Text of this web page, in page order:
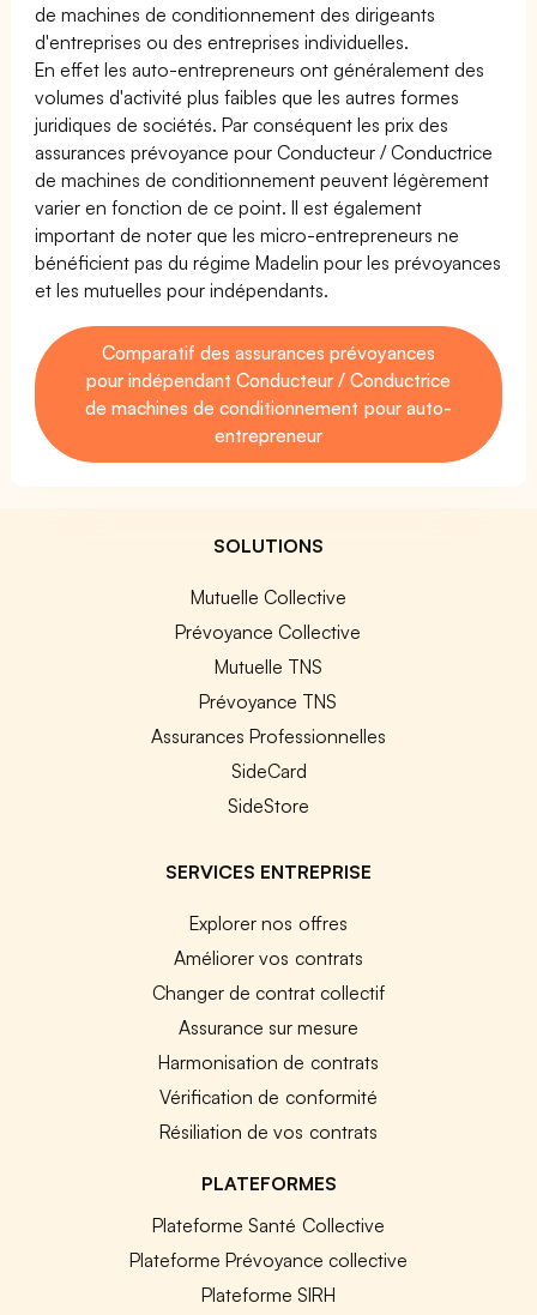
de machines de conditionnement des dirigeants
d'entreprises ou des entreprises individuelles.
En effet les auto-entrepreneurs ont généralement des
volumes d'activité plus faibles que les autres formes
juridiques de sociétés. Par conséquent les prix des
assurances prévoyance pour Conducteur / Conductrice
de machines de conditionnement peuvent légèrement
varier en fonction de ce point. Il est également
important de noter que les micro-entrepreneurs ne
bénéficient pas du régime Madelin pour les prévoyances
et les mutuelles pour indépendants.
Comparatif des assurances prévoyances
pour indépendant Conducteur / Conductrice
de machines de conditionnement pour auto-
entrepreneur
SOLUTIONS
Mutuelle Collective
Prévoyance Collective
Mutuelle TNS
Prévoyance TNS
Assurances Professionnelles
SideCard
SideStore
SERVICES ENTREPRISE
Explorer nos offres
Améliorer vos contrats
Changer de contrat collectif
Assurance sur mesure
Harmonisation de contrats
Vérification de conformité
Résiliation de vos contrats
PLATEFORMES
Plateforme Santé Collective
Plateforme Prévoyance collective
Plateforme SIRH